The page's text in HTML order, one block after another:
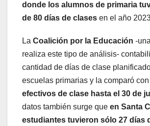
donde los alumnos de primaria
de 80 días de clases en el año
La Coalición por la Educación -
realiza este tipo de análisis-
cantidad de días de clase
escuelas primarias y la comparó
efectivos de clase hasta el 30 de
datos también surge que en Santa
estudiantes tuvieron sólo 27 días